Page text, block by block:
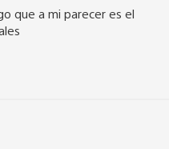
que a mi parecer es el